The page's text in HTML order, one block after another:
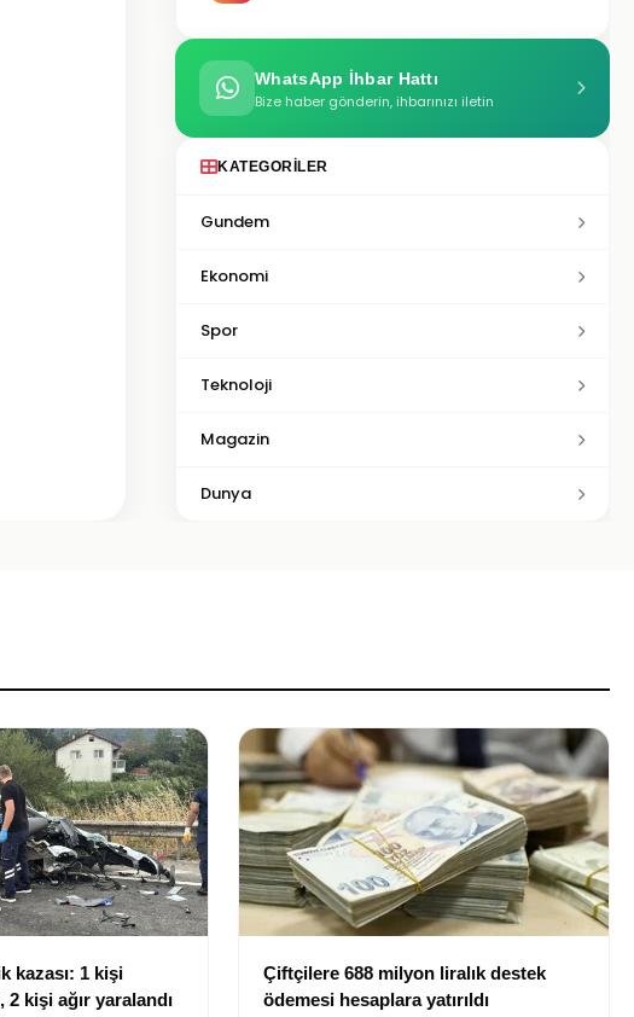
WhatsApp İhbar Hattı
Bize haber gönderin, ihbarınızı iletin
KATEGORILER
Gundem
Ekonomi
Spor
Teknoloji
Magazin
Dunya
kazası: 1 kişi
2 kişi ağır yaralandı
Çiftçilere 688 milyon liralık destek
ödemesi hesaplara yatırıldı